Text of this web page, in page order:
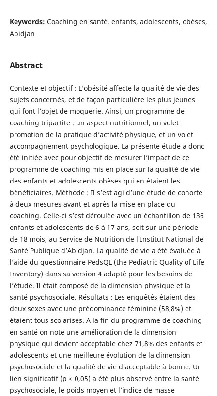
Keywords: Coaching en santé, enfants, adolescents, obèses,
Abidjan
Abstract
Contexte et objectif : L’obésité affecte la qualité de vie des
sujets concernés, et de façon particulière les plus jeunes
qui font l’objet de moquerie. Ainsi, un programme de
coaching tripartite : un aspect nutritionnel, un volet
promotion de la pratique d’activité physique, et un volet
accompagnement psychologique. La présente étude a donc
été initiée avec pour objectif de mesurer l’impact de ce
programme de coaching mis en place sur la qualité de vie
des enfants et adolescents obèses qui en étaient les
bénéficiaires. Méthode : Il s’est agi d’une étude de cohorte
à deux mesures avant et après la mise en place du
coaching. Celle-ci s’est déroulée avec un échantillon de 136
enfants et adolescents de 6 à 17 ans, soit sur une période
de 18 mois, au Service de Nutrition de l’Institut National de
Santé Publique d’Abidjan. La qualité de vie a été évaluée à
l’aide du questionnaire PedsQL (the Pediatric Quality of Life
Inventory) dans sa version 4 adapté pour les besoins de
l’étude. Il était composé de la dimension physique et la
santé psychosociale. Résultats : Les enquêtés étaient des
deux sexes avec une prédominance féminine (58,8%) et
étaient tous scolarisés. A la fin du programme de coaching
en santé on note une amélioration de la dimension
physique qui devient acceptable chez 71,8% des enfants et
adolescents et une meilleure évolution de la dimension
psychosociale et la qualité de vie d’acceptable à bonne. Un
lien significatif (p < 0,05) a été plus observé entre la santé
psychosociale, le poids moyen et l’indice de masse